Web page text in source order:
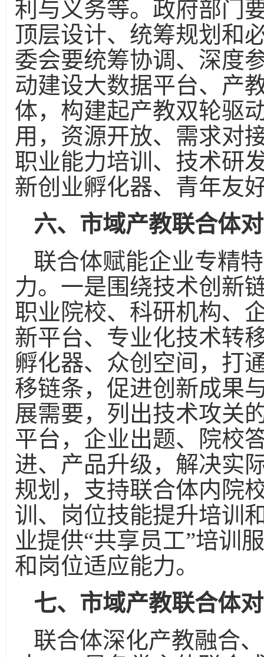
利与义务等。政府部门
顶层设计、统筹规划和
委会要统筹协调、深度
动建设大数据平台、产
体，构建起产教双轮驱
用，资源开放、需求对
职业能力培训、技术研
新创业孵化器、青年友
六、市域产教联合体
联合体赋能企业专精
力。一是围绕技术创新
职业院校、科研机构、
新平台、专业化技术转
孵化器、众创空间，打
移链条，促进创新成果
展需要，列出技术攻关
平台，企业出题、院校
进、产品升级，解决实
规划，支持联合体内院
训、岗位技能提升培训
业提供“共享员工”培训
和岗位适应能力。
七、市域产教联合体
联合体深化产教融合